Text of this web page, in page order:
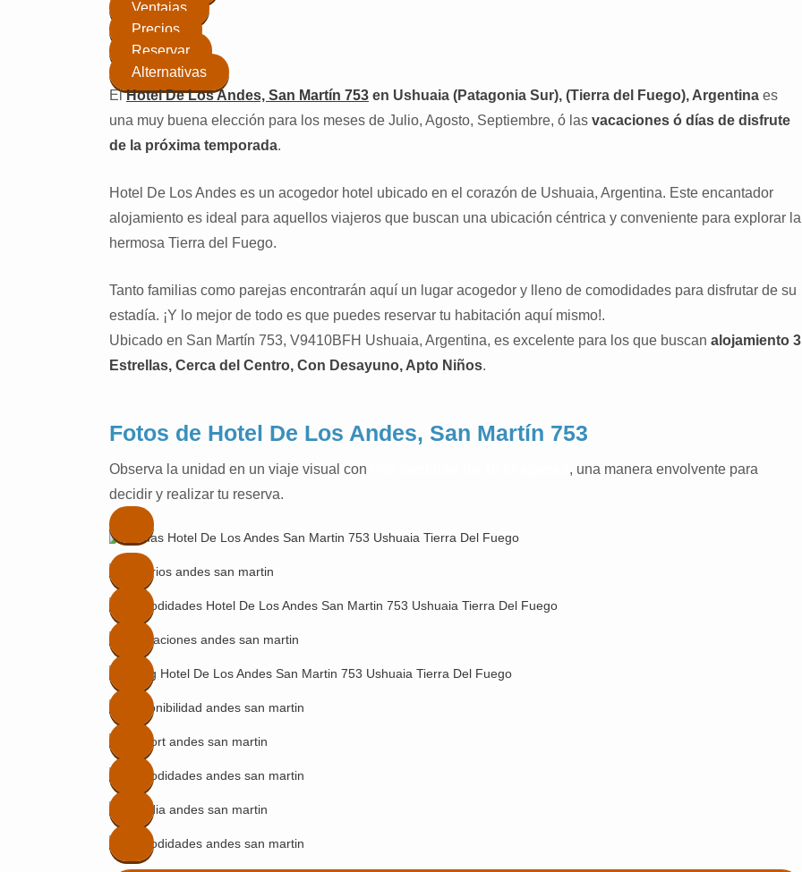
Ventajas
Precios
Reservar
Alternativas
ElHotel De Los Andes, San Martín 753 en Ushuaia (Patagonia Sur), (Tierra del Fuego), Argentina es
una muy buena elección para los meses de Julio, Agosto, Septiembre, ó las vacaciones ó días de disfrute
de la próxima temporada.
Hotel De Los Andes es un acogedor hotel ubicado en el corazón de Ushuaia, Argentina. Este encantador
alojamiento es ideal para aquellos viajeros que buscan una ubicación céntrica y conveniente para explorar la
hermosa Tierra del Fuego.
Tanto familias como parejas encontrarán aquí un lugar acogedor y lleno de comodidades para disfrutar de su
estadía. ¡Y lo mejor de todo es que puedes reservar tu habitación aquí mismo!.
Ubicado en San Martín 753, V9410BFH Ushuaia, Argentina, es excelente para los que buscan alojamiento 3
Estrellas, Cerca del Centro, Con Desayuno, Apto Niños.
Fotos de Hotel De Los Andes, San Martín 753
Observa la unidad en un viaje visual con
, una manera envolvente para
decidir y realizar tu reserva.